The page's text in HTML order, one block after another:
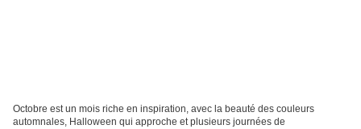
Octobre est un mois riche en inspiration, avec la beauté des couleurs
automnales, Halloween qui approche et plusieurs journées de